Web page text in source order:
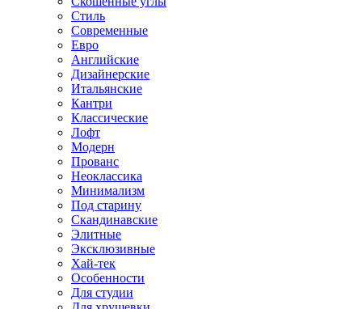
Стиль
Современные
Евро
Английские
Дизайнерские
Итальянские
Кантри
Классические
Лофт
Модерн
Прованс
Неоклассика
Минимализм
Под старину
Скандинавские
Элитные
Эксклюзивные
Хай-тек
Особенности
Для студии